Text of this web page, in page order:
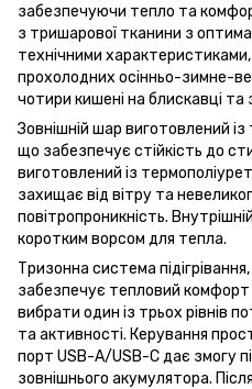
забезпечуючи тепло та
з тришарової тканини з
технічними
прохолодних осінньо-зимне-
чотири кишені на блискавці
Зовнішній шар виготовлений із
що забезпечує стійкість до
виготовлений із
захищає від вітру та
повітропроникність.
коротким ворсом для тепла.
Тризонна система
забезпечує тепловий
вибрати один із трьох рівнів
та активності. Керування
порт USB-A/USB-C дає змогу
зовнішнього акумулятора.